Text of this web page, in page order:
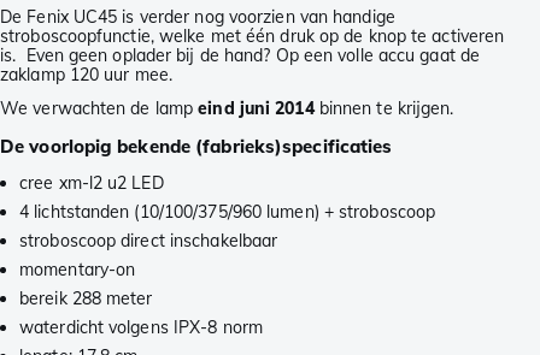
De Fenix UC45 is verder nog voorzien van handige
stroboscoopfunctie, welke met één druk op de knop te activeren
is. Even geen oplader bij de hand? Op een volle accu gaat de
zaklamp 120 uur mee.
We verwachten de lampeind juni 2014binnen te krijgen.
De voorlopig bekende (fabrieks)specificaties
cree xm-l2 u2 LED
4 lichtstanden (10/100/375/960 lumen) + stroboscoop
stroboscoop direct inschakelbaar
momentary-on
bereik 288 meter
waterdicht volgens IPX-8 norm